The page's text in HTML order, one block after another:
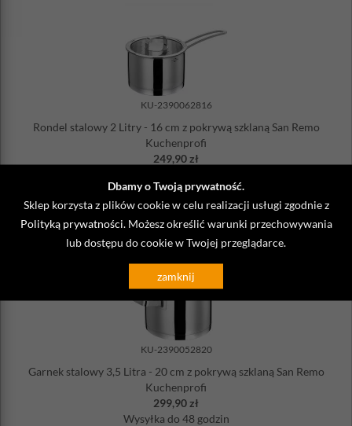
Dbamy o Twoją prywatność.
Sklep korzysta z plików cookie w celu realizacji usługi zgodnie z
Polityką prywatności . Możesz określić warunki przechowywania
lub dostępu do cookie w Twojej przeglądarce.
zamknij
KU-2390062816
Rondel stalowy 2 Litry - 16 cm z pokrywą szklaną San Remo
Kuchenprofi
249,90 zł
DO KOSZYKA
KU-2390052820
Garnek stalowy 3,5 Litra - 20 cm z pokrywą szklaną San Remo
Kuchenprofi
299,90 zł
Wysyłka do 48 godzin